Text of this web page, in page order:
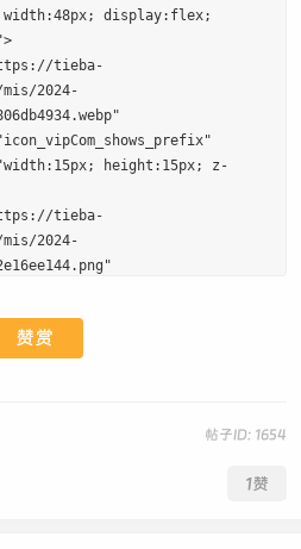
display:flex;
tieba-
2024-
height:15px; z-
tieba-
2024-
height:15px;
赞赏
帖子ID: 1654
1赞